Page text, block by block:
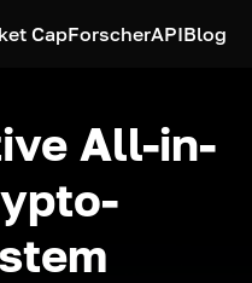
CapForscherAPIBlog
All-in-